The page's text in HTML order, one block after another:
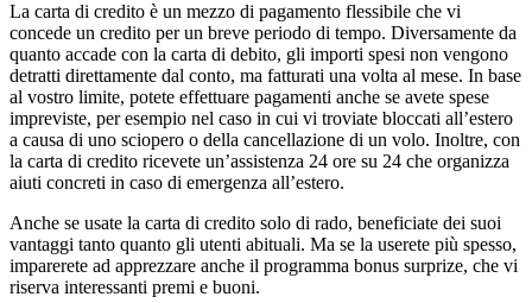
La carta di credito è un mezzo di pagamento flessibile che vi
concede un credito per un breve periodo di tempo. Diversamente da
quanto accade con la carta di debito, gli importi spesi non vengono
detratti direttamente dal conto, ma fatturati una volta al mese. In base
al vostro limite, potete effettuare pagamenti anche se avete spese
impreviste, per esempio nel caso in cui vi troviate bloccati all’estero
a causa di uno sciopero o della cancellazione di un volo. Inoltre, con
la carta di credito ricevete un’assistenza 24 ore su 24 che organizza
aiuti concreti in caso di emergenza all’estero.
Anche se usate la carta di credito solo di rado, beneficiate dei suoi
vantaggi tanto quanto gli utenti abituali. Ma se la userete più spesso,
imparerete ad apprezzare anche il programma bonus surprize, che vi
riserva interessanti premi e buoni.